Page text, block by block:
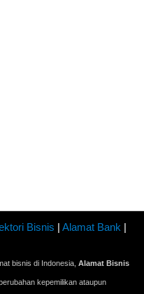
Bisnis | Alamat Bank |
bisnis di Indonesia, Alamat Bisnis
kepemilikan ataupun